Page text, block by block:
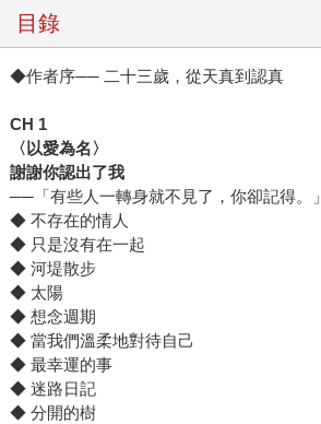
目錄
◆作者序── 二十三歲，從天真到認真
CH 1
〈以愛為名〉
謝謝你認出了我
──「有些人一轉身就不⾒了，你卻記得。」
◆ 不存在的情人
◆ 只是沒有在一起
◆ 河堤散步
◆ 太陽
◆ 想念週期
◆ 當我們溫柔地對待自己
◆ 最幸運的事
◆ 迷路日記
◆ 分開的樹